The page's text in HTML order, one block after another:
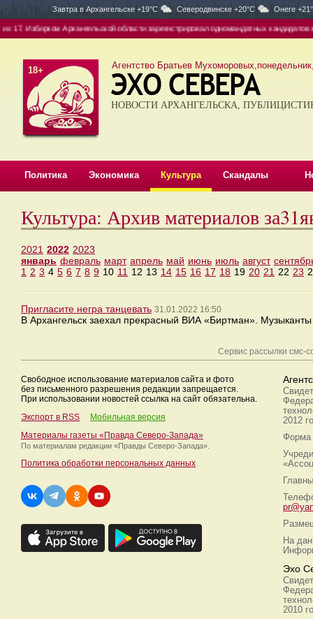
Завтра в Архангельске +19°C Северодвинске +20°C Онеге
Избирком Архангельской области зарегистрировал одномандатных кандидатов в
18+ Агентство Братьев
НОВОСТИ АРХАНГЕЛЬСКА,
Политика Экономика Культура Скандалы
Культура: Архив материалов
2021 2022 2023
январь февраль март апрель май июнь июль август
1 2 3 4 5 6 7 8 9 10 11 12 13 14 15 16 17 18 19 20 21 22 23
Пригласите негра танцевать 31.01.2022 16:50
В Архангельск заехал прекрасный ВИА «Биртман».
Сервис рассылки смс-
Свободное использование материалов сайта и фото
без письменного разрешения редакции запрещается.
При использовании новостей ссылка на сайт обязательна.
Экспорт в RSS
Мобильная версия
Материалы газеты «Правда Северо-Запада»
По материалам редакции «Правды Северо-Запада».
Политика обработки персональных данных
2012
Форма
На
Эхо
2010